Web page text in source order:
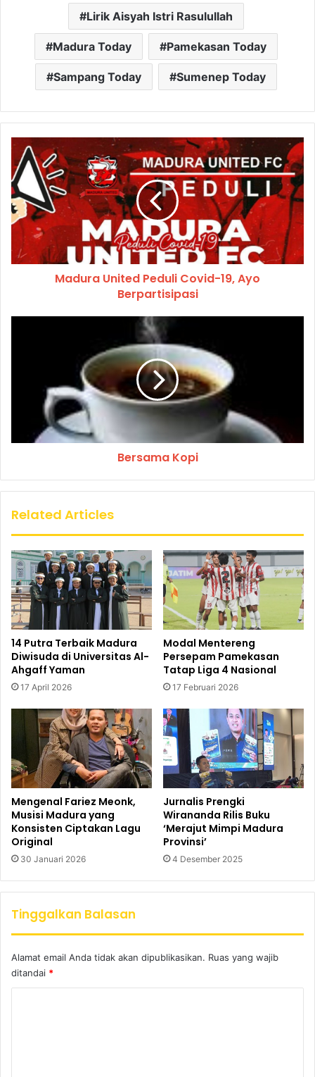
Lirik Aisyah Istri Rasulullah
Madura Today Pamekasan Today
Sampang Today Sumenep Today
Madura United Peduli Covid-19, Ayo
Berpartisipasi
Bersama Kopi
Related Articles
14 Putra Terbaik Madura
Diwisuda di Universitas Al-
Ahgaff Yaman
17 April 2026
Modal Mentereng
Persepam Pamekasan
Tatap Liga 4 Nasional
17 Februari 2026
Mengenal Fariez Meonk,
Musisi Madura yang
Konsisten Ciptakan Lagu
Original
30 Januari 2026
Jurnalis Prengki
Wirananda Rilis Buku
‘Merajut Mimpi Madura
Provinsi’
4 Desember 2025
Tinggalkan Balasan
Alamat email Anda tidak akan dipublikasikan. Ruas yang wajib
ditandai *